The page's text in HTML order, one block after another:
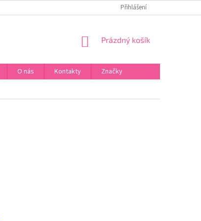
Přihlášení
NÁKUPNÍ
Prázdný košík
O nás Kontakty
Značky